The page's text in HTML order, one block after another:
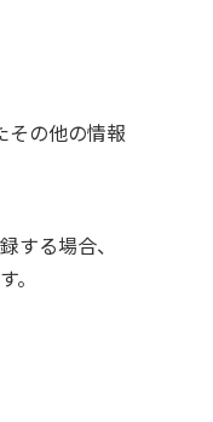
その他の情報
する場合、
。